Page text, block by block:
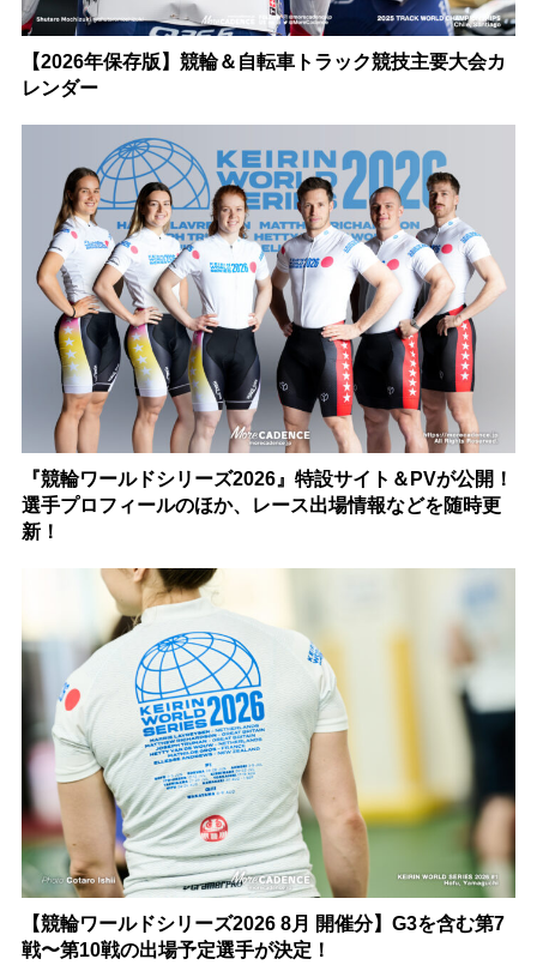
【2026年保存版】競輪＆自転車トラック競技主要大会カ
レンダー
『競輪ワールドシリーズ2026』特設サイト＆PVが公開！
選手プロフィールのほか、レース出場情報などを随時更
新！
【競輪ワールドシリーズ2026 8月 開催分】G3を含む第7
戦〜第10戦の出場予定選手が決定！